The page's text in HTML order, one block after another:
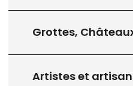
Grottes,
Artistes et